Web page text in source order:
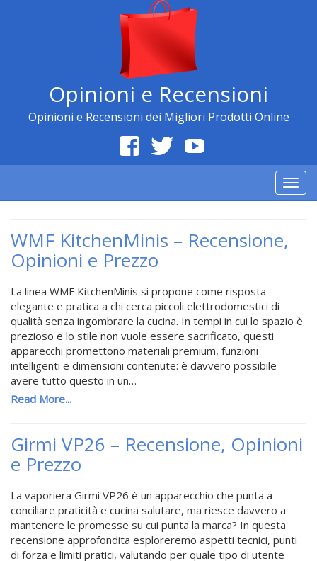
Opinioni e Recensioni
Opinioni e Recensioni dei Migliori Prodotti Online
WMF KitchenMinis – Recensione,
Opinioni e Prezzo
La linea WMF KitchenMinis si propone come risposta
elegante e pratica a chi cerca piccoli elettrodomestici di
qualità senza ingombrare la cucina. In tempi in cui lo spazio è
prezioso e lo stile non vuole essere sacrificato, questi
apparecchi promettono materiali premium, funzioni
intelligenti e dimensioni contenute: è davvero possibile
avere tutto questo in un…
Read More...
Girmi VP26 – Recensione, Opinioni
e Prezzo
La vaporiera Girmi VP26 è un apparecchio che punta a
conciliare praticità e cucina salutare, ma riesce davvero a
mantenere le promesse su cui punta la marca? In questa
recensione approfondita esploreremo aspetti tecnici, punti
di forza e limiti pratici, valutando per quale tipo di utente